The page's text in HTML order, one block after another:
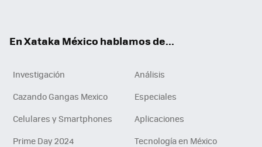
En Xataka México hablamos de...
Investigación
Análisis
Cazando Gangas Mexico
Especiales
Celulares y Smartphones
Aplicaciones
Prime Day 2024
Tecnología en México